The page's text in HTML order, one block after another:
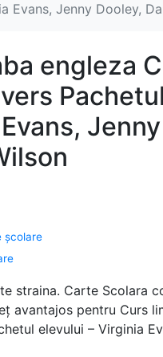
Evans, Jenny Dooley,
engleza
şcolare
straina. Carte Scolara
avantajos pentru Curs
elevului – Virginia